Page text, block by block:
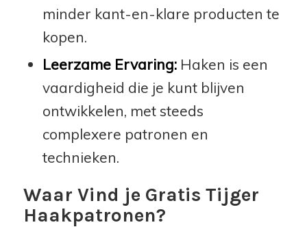
minder kant-en-klare producten te
kopen.
Leerzame Ervaring:Haken is een
vaardigheid die je kunt blijven
ontwikkelen, met steeds
complexere patronen en
technieken.
Waar Vind je Gratis Tijger
Haakpatronen?